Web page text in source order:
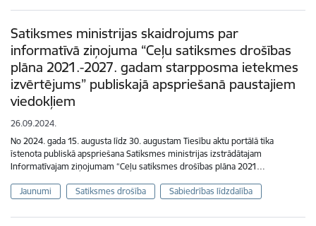
Satiksmes ministrijas skaidrojums par
informatīvā ziņojuma “Ceļu satiksmes drošības
plāna 2021.-2027. gadam starpposma ietekmes
izvērtējums” publiskajā apspriešanā paustajiem
viedokļiem
26.09.2024.
No 2024. gada 15. augusta līdz 30. augustam Tiesību aktu portālā tika
īstenota publiskā apspriešana Satiksmes ministrijas izstrādātajam
Informatīvajam ziņojumam “Ceļu satiksmes drošības plāna 2021…
Jaunumi Satiksmes drošība Sabiedrības līdzdalība